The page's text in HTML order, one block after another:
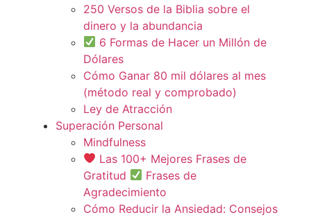
250 Versos de la Biblia sobre el
dinero y la abundancia
6 Formas de Hacer un Millón de
Dólares
Cómo Ganar 80 mil dólares al mes
(método real y comprobado)
Ley de Atracción
Superación Personal
Mindfulness
Las 100+ Mejores Frases de
Gratitud
Frases de
Agradecimiento
Cómo Reducir la Ansiedad: Consejos